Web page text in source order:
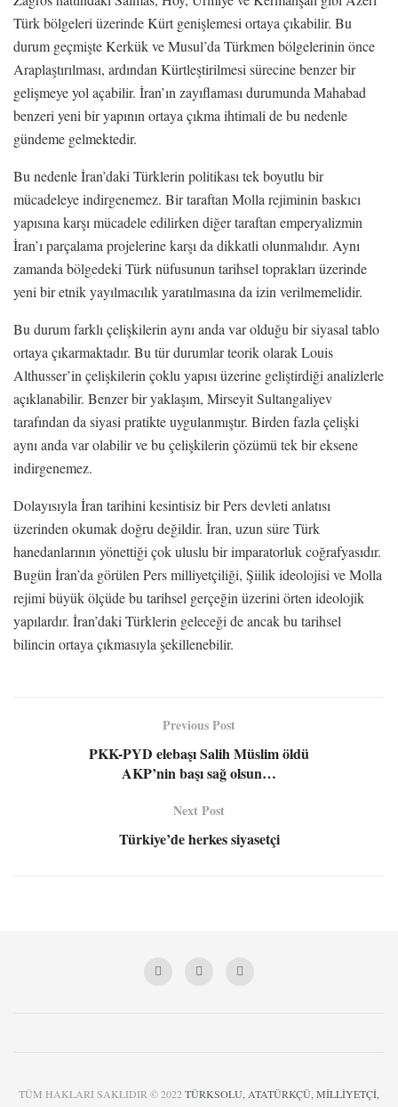
Türk bölgeleri üzerinde Kürt genişlemesi ortaya çıkabilir. Bu
durum geçmişte Kerkük ve Musul’da Türkmen bölgelerinin önce
Araplaştırılması, ardından Kürtleştirilmesi sürecine benzer bir
gelişmeye yol açabilir. İran’ın zayıflaması durumunda Mahabad
benzeri yeni bir yapının ortaya çıkma ihtimali de bu nedenle
gündeme gelmektedir.
Bu nedenle İran’daki Türklerin politikası tek boyutlu bir
mücadeleye indirgenemez. Bir taraftan Molla rejiminin baskıcı
yapısına karşı mücadele edilirken diğer taraftan emperyalizmin
İran’ı parçalama projelerine karşı da dikkatli olunmalıdır. Aynı
zamanda bölgedeki Türk nüfusunun tarihsel toprakları üzerinde
yeni bir etnik yayılmacılık yaratılmasına da izin verilmemelidir.
Bu durum farklı çelişkilerin aynı anda var olduğu bir siyasal tablo
ortaya çıkarmaktadır. Bu tür durumlar teorik olarakLouis
Althusser’in çelişkilerin çoklu yapısı üzerine geliştirdiği analizlerle
açıklanabilir. Benzer bir yaklaşım, Mirseyit Sultangaliyev
tarafından da siyasi pratikte uygulanmıştır. Birden fazla çelişki
aynı anda var olabilir ve bu çelişkilerin çözümü tek bir eksene
indirgenemez.
Dolayısıyla İran tarihini kesintisiz bir Pers devleti anlatısı
üzerinden okumak doğru değildir. İran, uzun süre Türk
hanedanlarının yönettiği çok uluslu bir imparatorluk coğrafyasıdır.
Bugün İran’da görülen Pers milliyetçiliği, Şiilik ideolojisi ve Molla
rejimi büyük ölçüde bu tarihsel gerçeğin üzerini örten ideolojik
yapılardır. İran’daki Türklerin geleceği de ancak bu tarihsel
bilincin ortaya çıkmasıyla şekillenebilir.
Previous Post
PKK-PYD elebaşı Salih Müslim öldü
AKP’nin başı sağ olsun…
Next Post
Türkiye’de herkes siyasetçi
TÜM HAKLARI SAKLIDIR © 2022 TÜRKSOLU, ATATÜRKÇÜ, MİLLİYETÇİ,